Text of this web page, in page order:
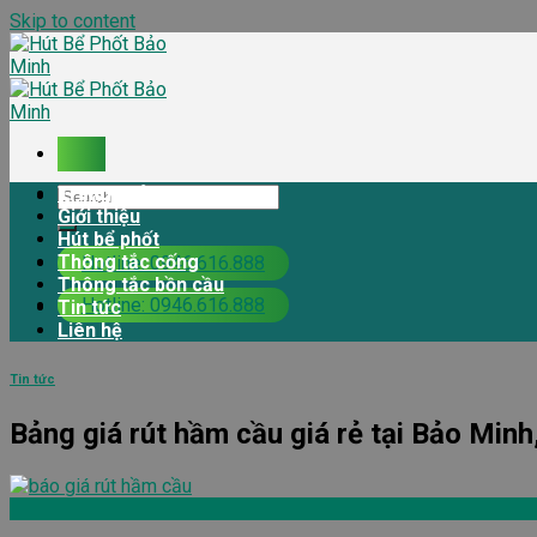
Skip to content
Hotline: 0946.616.888
Hotline: 0946.616.888
Trang chủ
Giới thiệu
Hút bể phốt
Thông tắc cống
Thông tắc bồn cầu
Tin tức
Liên hệ
Tin tức
Bảng giá rút hầm cầu giá rẻ tại Bảo